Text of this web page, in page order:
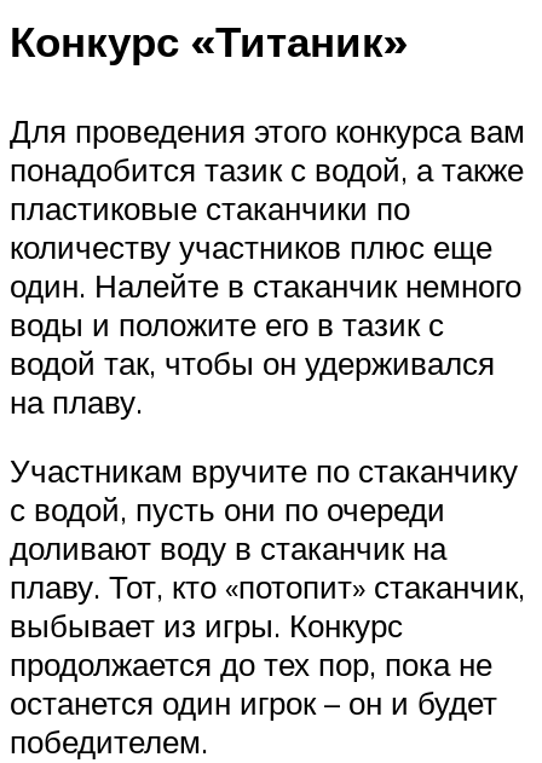
Конкурс «Титаник»
Для проведения этого конкурса вам
понадобится тазик с водой, а также
пластиковые стаканчики по
количеству участников плюс еще
один. Налейте в стаканчик немного
воды и положите его в тазик с
водой так, чтобы он удерживался
на плаву.
Участникам вручите по стаканчику
с водой, пусть они по очереди
доливают воду в стаканчик на
плаву. Тот, кто «потопит» стаканчик,
выбывает из игры. Конкурс
продолжается до тех пор, пока не
останется один игрок – он и будет
победителем.